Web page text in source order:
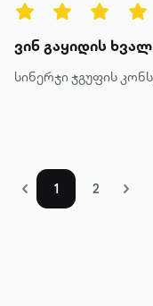
ვინ გაყიდის ხვალ
1 2